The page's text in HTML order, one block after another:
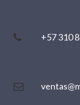
+57 310